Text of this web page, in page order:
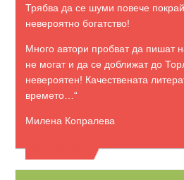
Трябва да се шуми повече покрай
невероятно богатство!
Много автори пробват да пишат
не могат и да се доближат до
невероятен! Качествената
времето…“
Милена Копралева